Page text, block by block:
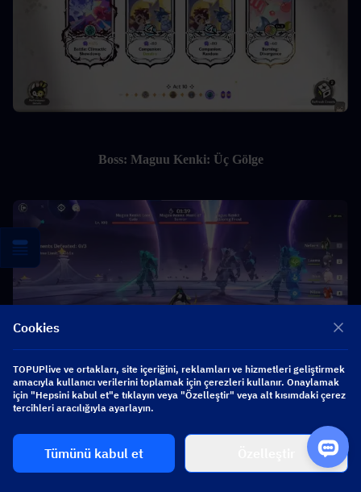
Boss: Maguu Kenki: Üç Gölge
maskeye yakın durun.
Cookies
TOPUPlive ve ortakları, site içeriğini, reklamları ve hizmetleri geliştirmek
amacıyla kullanıcı verilerini toplamak için çerezleri kullanır. Onaylamak
için "Hepsini kabul et"e tıklayın veya "Özelleştir" veya alt kısımdaki çerez
tercihleri aracılığıyla ayarlayın.
Tümünü kabul et